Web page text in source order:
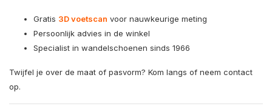
Gratis 3D voetscan voor nauwkeurige meting
Persoonlijk advies in de winkel
Specialist in wandelschoenen sinds 1966
Twijfel je over de maat of pasvorm? Kom langs of neem contact
op.